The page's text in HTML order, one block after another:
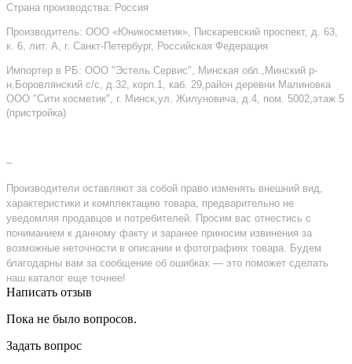
Страна производства: Россия
Производитель: ООО «Юникосметик», Пискаревский проспект, д. 63,
к. 6, лит. А, г. Санкт-Петербург, Российская Федерация
Импортер в РБ: ООО "Эстель Сервис", Минская обл.,Минский р-
н,Боровлянский с/с, д.32, корп.1, каб. 29,район деревни Малиновка
ООО "Сити косметик", г. Минск,ул. Жилуновича, д.4, пом. 5002,этаж 5
(пристройка)
–
Производители оставляют за собой право изменять внешний вид,
характеристики и комплектацию товара, предварительно не
уведомляя продавцов и потребителей. Просим вас отнестись с
пониманием к данному факту и заранее приносим извинения за
возможные неточности в описании и фотографиях товара. Будем
благодарны вам за сообщение об ошибках — это поможет сделать
наш каталог еще точнее!
Написать отзыв
Пока не было вопросов.
Задать вопрос